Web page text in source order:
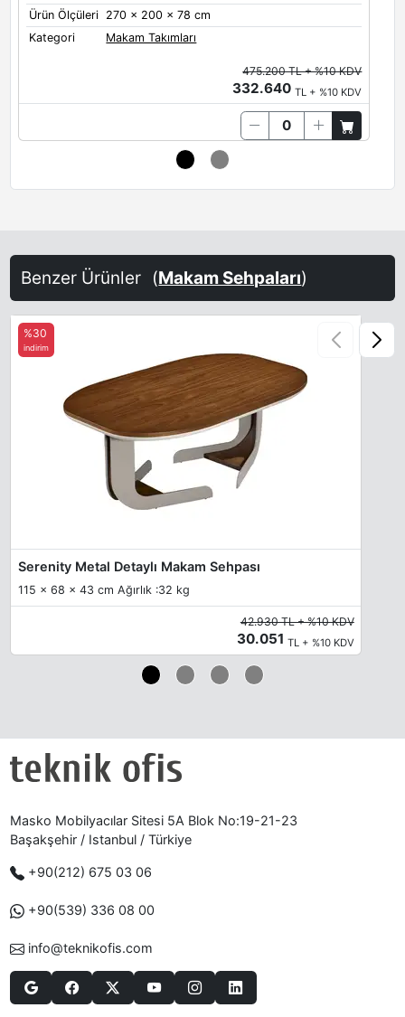
Ürün Ölçüleri 270 x 200 x 78 cm
Kategori
Makam Takımları
475.200 TL + %10 KDV
332.640TL + %10 KDV
Benzer Ürünler (Makam Sehpaları)
Serenity Metal Detaylı Makam Sehpası
115 x 68 x 43 cm Ağırlık :32 kg
%30
indirim
42.930 TL + %10 KDV
30.051 TL + %10 KDV
Masko Mobilyacılar Sitesi 5A Blok No:19-21-23
Başakşehir / Istanbul / Türkiye
+90(212) 675 03 06
+90(539) 336 08 00
info@teknikofis.com